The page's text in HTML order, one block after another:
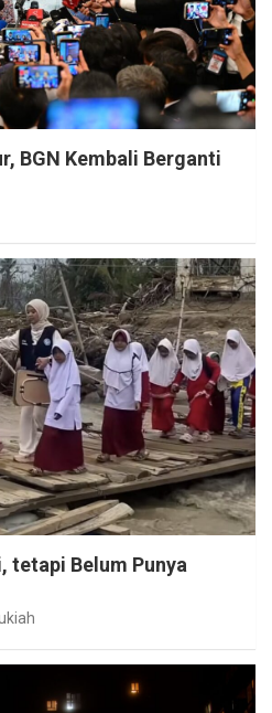
BGN Kembali Berganti
tetapi Belum Punya